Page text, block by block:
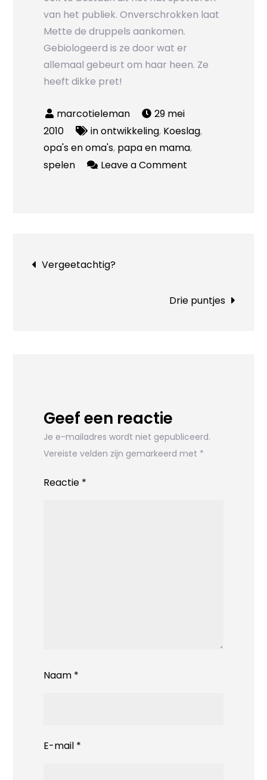
van het publiek. Onverschrokken laat
Mette de druppels aankomen.
Gebiologeerd is ze door wat er
allemaal gebeurt om haar heen. Ze
heeft dikke pret!
29 mei
2010
in ontwikkeling, Koeslag,
opa's en oma's, papa en mama,
spelen
Leave a Comment
Bericht
Vergeetachtig?
Drie puntjes
Geef een reactie
Je e-mailadres wordt niet gepubliceerd.
Vereiste velden zijn gemarkeerd met *
Reactie *
Naam *
E-mail *